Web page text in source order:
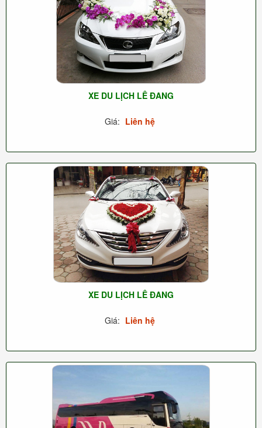
XE DU LỊCH LÊ ĐANG
Giá: Liên hệ
XE DU LỊCH LÊ ĐANG
Giá: Liên hệ